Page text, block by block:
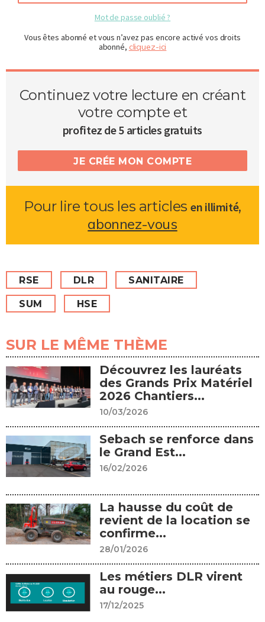
Mot de passe oublié ?
Vous êtes abonné et vous n’avez pas encore activé vos droits
abonné, cliquez-ici
Continuez votre lecture en créant
votre compte et
profitez de 5 articles gratuits
JE CRÉE MON COMPTE
Pour lire tous les articlesen illimité,
abonnez-vous
RSE DLR SANITAIRE
SUM HSE
SUR LE MÊME THÈME
Découvrez les lauréats
des Grands Prix Matériel
2026 Chantiers...
10/03/2026
Sebach se renforce dans
le Grand Est...
16/02/2026
La hausse du coût de
revient de la location se
confirme...
28/01/2026
Les métiers DLR virent
au rouge...
17/12/2025